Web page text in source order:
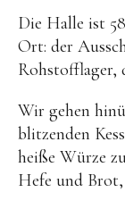
Die Halle ist
Ort: der
Rohstofflager,
Wir gehen
blitzenden
heiße Würze
Hefe und